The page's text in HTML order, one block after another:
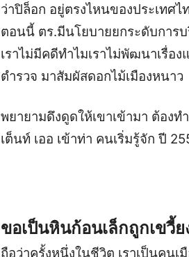
ว่าปิล็อก อยู่ตรงไหนของประเทศ
ตอนนี้ ตร.มีนโยบายยกระดับการ
เราไม่มีคดีทำไมเราไม่พัฒนาเรื่อ
ตำรวจ มาสัมผัสดอกไม้เมืองหนาว
พยายามดึงดูดให้เขาเข้ามา ต้องท
เต็นท์ เออ เข้าท่า คนเริ่มรู้จัก ปี
ขอเป็นหินก้อนเล็กถูกเขวี้
ถือว่าครั้งหนึ่งในชีวิต เราเป็นคน